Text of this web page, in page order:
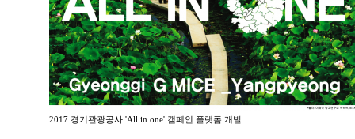
2017 경기관광공사 'All in one' 캠페인 플랫폼 개발